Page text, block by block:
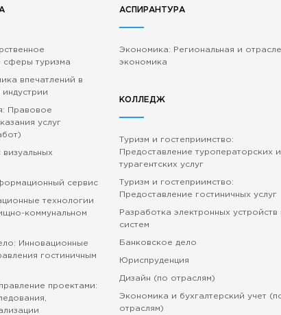
сферы туризма
впечатлений в
Правовое
услуг
сервис
технологии
коммунальном
Инновационные
гостиничным
проектами:
АСПИРАНТУРА
Экономика: Региональная и
экономика
КОЛЛЕДЖ
Туризм и гостеприимство:
Предоставление туроператорских и
турагентских услуг
Туризм и гостеприимство:
Предоставление гостиничных услуг
Разработка электронных устройств
систем
Банковское дело
Юриспруденция
Дизайн (по отраслям)
Экономика и бухгалтерский учет
отраслям)